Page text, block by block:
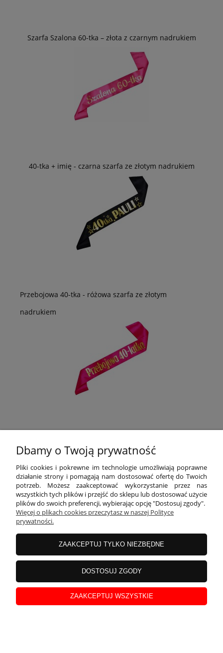
Szarfa Szalona 60-tka – złota z czarnym nadrukiem
40-tka + imię - czarna szarfa ze złotym nadrukiem
Przebojowa 40-tka - różowa szarfa ze złotym
nadrukiem
Szalona 40-latka z imieniem - czarna szarfa ze
srebrnym nadrukiem
Dbamy o Twoją prywatność
Pliki cookies i pokrewne im technologie umożliwiają poprawne
działanie strony i pomagają nam dostosować ofertę do Twoich
potrzeb. Możesz zaakceptować wykorzystanie przez nas
wszystkich tych plików i przejść do sklepu lub dostosować użycie
plików do swoich preferencji, wybierając opcję "Dostosuj zgody".
Więcej o plikach cookies przeczytasz w naszej Polityce
prywatności.
ZAAKCEPTUJ TYLKO NIEZBĘDNE
DOSTOSUJ ZGODY
ZAAKCEPTUJ WSZYSTKIE